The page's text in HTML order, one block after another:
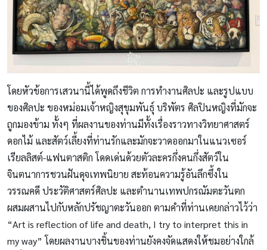
โดยหัวข้อการเสวนานี้ได้พูดถึงชีวิต การทำงานศิลปะ และรูปแบบ
ของศิลปะ ของหม่อมเจ้าหญิงสุขุมพันธุ์ บริพัตร ศิลปินหญิงที่มักจะ
ถูกมองข้าม ทั้งๆ ที่ผลงานของท่านมีทั้งเรื่องราวทางวิทยาศาสตร์
ดอกไม้ และสัตว์เลี้ยงที่ท่านรักและมักจะวาดออกมาในแนวเซอร์
เรียลลิสต์-แฟนตาสติก โดดเด่นด้วยตัวละครกึ่งคนกึ่งสัตว์ใน
จินตนาการชวนฝันดุจเทพนิยาย สะท้อนความรู้อันลึกซึ้งใน
วรรณคดี ประวัติศาสตร์ศิลปะ และตำนานเทพปกรณัมตะวันตก
ผสมผสานไปกับหลักปรัชญาตะวันออก ตามคำที่ท่านเคยกล่าวไว้ว่า
“Art is reflection of life and death, I try to interpret this in
my way” โดยผลงานบางชิ้นของท่านยังคงจัดแสดงให้ชมอย่างใกล้